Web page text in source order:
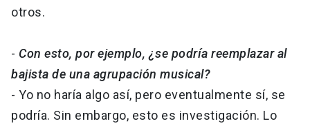
otros.
- Con esto, por ejemplo, ¿se podría reemplazar al
bajista de una agrupación musical?
- Yo no haría algo así, pero eventualmente sí, se
podría. Sin embargo, esto es investigación. Lo